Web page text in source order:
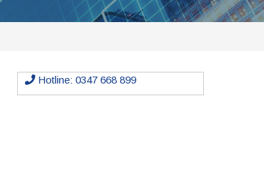
Hotline: 0347 668 899